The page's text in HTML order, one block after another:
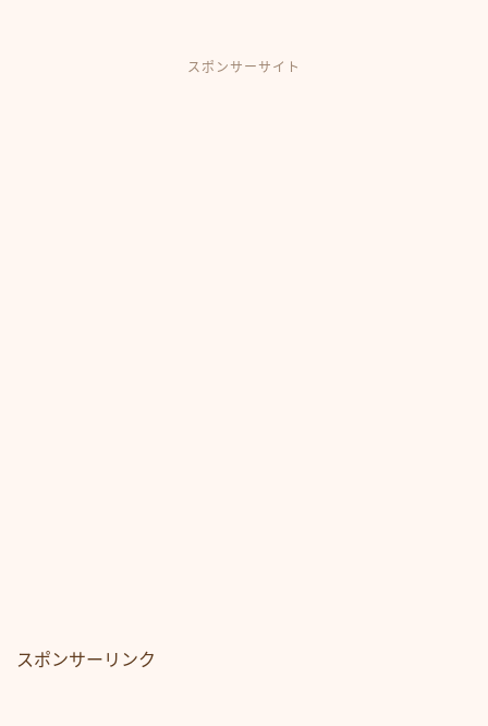
スポンサーサイト
スポンサーリンク